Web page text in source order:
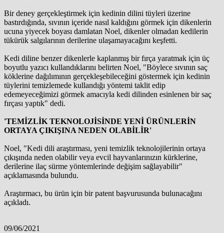
Bir deney gerçekleştirmek için kedinin dilini tüyleri üzerine
bastırdığında, sıvının içeride nasıl kaldığını görmek için dikenlerin
ucuna yiyecek boyası damlatan Noel, dikenler olmadan kedilerin
tükürük salgılarının derilerine ulaşamayacağını keşfetti.
Kedi diline benzer dikenlerle kaplanmış bir fırça yaratmak için üç
boyutlu yazıcı kullandıklarını belirten Noel, "Böylece sıvının saç
köklerine dağılımının gerçekleşebileceğini göstermek için kedinin
tüylerini temizlemede kullandığı yöntemi taklit edip
edemeyeceğimizi görmek amacıyla kedi dilinden esinlenen bir saç
fırçası yaptık" dedi.
'TEMİZLİK TEKNOLOJİSİNDE YENİ ÜRÜNLERİN
ORTAYA ÇIKIŞINA NEDEN OLABİLİR'
Noel, "Kedi dili araştırması, yeni temizlik teknolojilerinin ortaya
çıkışında neden olabilir veya evcil hayvanlarınızın kürklerine,
derilerine ilaç sürme yöntemlerinde değişim sağlayabilir"
açıklamasında bulundu.
Araştırmacı, bu ürün için bir patent başvurusunda bulunacağını
açıkladı.
09/06/2021